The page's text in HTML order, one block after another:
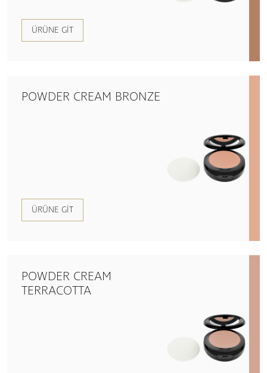
ÜRÜNE GIT
POWDER CREAM BRONZE
ÜRÜNE GIT
POWDER CREAM
TERRACOTTA